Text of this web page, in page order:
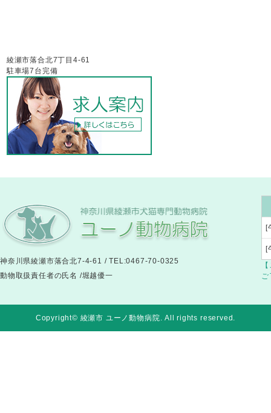
綾瀬市落合北7丁目4-61
駐車場7台完備
神奈川県綾瀬市落合北7-4-61 / TEL:0467-70-0325
動物取扱責任者の氏名 /堀越優一
[
[
ご
Copyright© 綾瀬市 ユーノ動物病院. All rights reserved.